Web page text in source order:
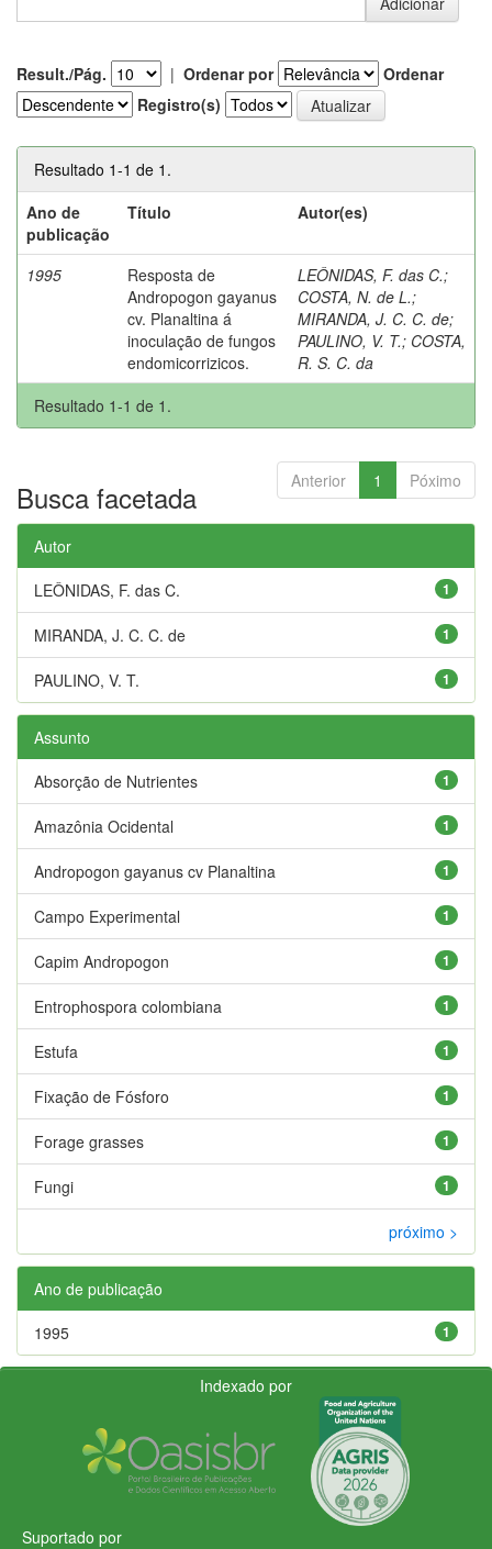
Result./Pág. | Ordenar por
Ordenar
Registro(s)
Resultado 1-1 de 1.
Ano de
publicação
Título Autor(es)
1995
Resposta de
Andropogon gayanus
cv. Planaltina á
inoculação de fungos
endomicorrizicos.
LEÔNIDAS, F. das C.;
COSTA, N. de L.;
MIRANDA, J. C. C. de;
PAULINO, V. T.; COSTA,
R. S. C. da
Resultado 1-1 de 1.
Anterior 1 Póximo
Busca facetada
Autor
1
LEÔNIDAS, F. das C.
1
MIRANDA, J. C. C. de
1
PAULINO, V. T.
Assunto
1
Absorção de Nutrientes
1
Amazônia Ocidental
1
Andropogon gayanus cv Planaltina
1
Campo Experimental
1
Capim Andropogon
1
Entrophospora colombiana
1
Estufa
1
Fixação de Fósforo
1
Forage grasses
1
Fungi
próximo >
Ano de publicação
1
1995
Indexado por
Suportado por